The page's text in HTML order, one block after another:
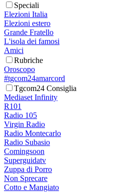
Speciali
Elezioni Italia
Elezioni estero
Grande Fratello
L'isola dei famosi
Amici
Rubriche
Oroscopo
#tgcom24amarcord
Tgcom24 Consiglia
Mediaset Infinity
R101
Radio 105
Virgin Radio
Radio Montecarlo
Radio Subasio
Comingsoon
Superguidatv
Zuppa di Porro
Non Sprecare
Cotto e Mangiato